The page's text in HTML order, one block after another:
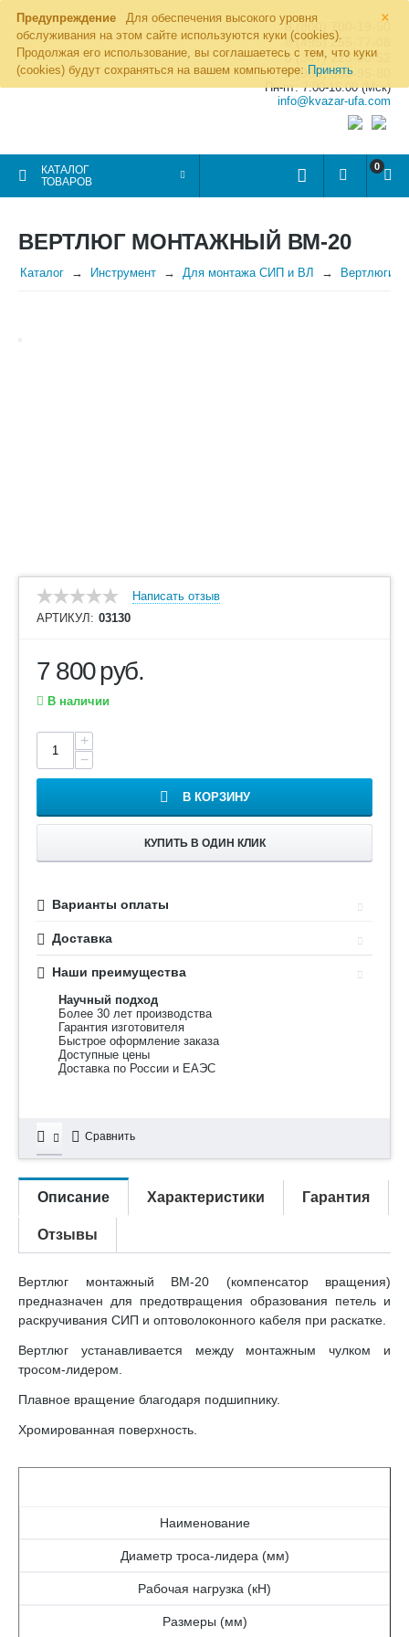
×
Предупреждение
Для обеспечения высокого уровня
обслуживания на этом сайте используются куки (cookies).
Продолжая его использование, вы соглашаетесь с тем, что куки
(cookies) будут сохраняться на вашем компьютере: Принять
8 (800) 700-19-50
8 (495) 255-77-08
8 (347) 225-00-52
8 (986) 963-95-80
Пн-пт: 7.00-16.00 (Мск)
info@kvazar-ufa.com
КАТАЛОГ
ТОВАРОВ
0
ВЕРТЛЮГ МОНТАЖНЫЙ ВМ-20
Каталог Инструмент Для монтажа СИП и ВЛ Вертлюги
Написать отзыв
АРТИКУЛ: 03130
7 800руб.
В наличии
+
−
В КОРЗИНУ
КУПИТЬ В ОДИН КЛИК
Варианты оплаты
Доставка
Наши преимущества
Научный подход
Более 30 лет производства
Гарантия изготовителя
Быстрое оформление заказа
Доступные цены
Доставка по России и ЕАЭС
Сравнить
Описание Характеристики Гарантия
Отзывы
Вертлюг монтажный ВМ-20 (компенсатор вращения)
предназначен для предотвращения образования петель и
раскручивания СИП и оптоволоконного кабеля при раскатке.
Вертлюг устанавливается между монтажным чулком и
тросом-лидером.
Плавное вращение благодаря подшипнику.
Хромированная поверхность.
Наименование
Диаметр троса-лидера (мм)
Рабочая нагрузка (кН)
Размеры (мм)